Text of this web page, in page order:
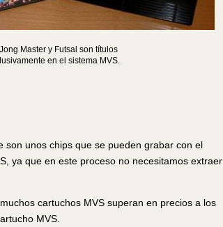
Master y Futsal son títulos
en el sistema MVS.
son unos chips que se pueden grabar con el
ya que en este proceso no necesitamos extraer
cartuchos MVS superan en precios a los
MVS.